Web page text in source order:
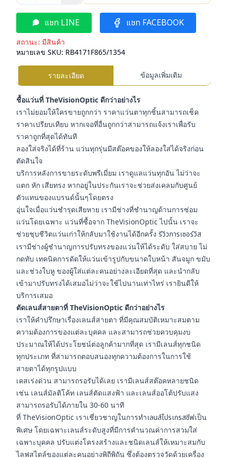
แชท LINE แชท FACEBOOK
สถานะ: มีสินค้า
หมายเลข SKU: RB4171F865/1354
รายละเอียด ข้อมูลเพิ่มเติม
ชื้อแว่นที่ TheVisionOptic ดีกว่าอย่างไร
เราไม่ยอมให้ใครขายถูกกว่า ราคาแว่นตาทุกชิ้นสามารถเช็ค
ราคาเปรียบเทียบ หากเจอที่อื่นถูกกว่าสามารถแจ้งเราเพื่อรับ
ราคาถูกที่สุดได้ทันที
ลองใส่จริงได้ที่ร้าน แว่นทุกรุ่นมีสต๊อคของให้ลองใส่ได้จริงก่อน
ตัดสินใจ
บริการหลังการขายระดับพรีเมี่ยม เราดูแลแว่นทุกอัน ไม่ว่าจะ
แตก หัก เสียทรง หากอยู่ในประกันเราจะช่วยส่งเคลมกับศูนย์
ตัวแทนของแบรนด์นั้นๆโดยตรง
อุ่นใจเมื่อแว่นชำรุดเสียหาย เรามีช่างที่ชำนาญด้านการซ่อม
แว่นโดยเฉพาะ แว่นที่ซื้อจาก TheVisionOptic ไปนั้น เราจะ
ช่วยชุบชีวิตแว่นเก่าให้กลับมาใช้งานได้อีกครั้ง รีวิวการเซอร์วิส
เรามีช่างผู้ชำนาญการปรับทรงของแว่นให้ได้ระดับ ใส่สบาย ไม่
กดทับ เทคนิคการดัดให้แว่นเข้ารูปกับขนาดใบหน้า สันจมูก ขมับ
และช่วงใบหู ของผู้ใส่แต่ละคนอย่างละเอียดที่สุด และนำกลับ
เข้ามาปรับทรงได้เสมอไม่ว่าจะใช้ไปนานเท่าไหร่ เรายินดีให้
บริการเสมอ
ตัดเลนส์สายตาที่ TheVisionOptic ดีกว่าอย่างไร
เราให้คำปรึกษาเรื่องเลนส์สายตา ที่มีคุณสมบัติเหมาะสมตาม
ความต้องการของแต่ละบุคคล และสามารถช่วยควบคุมงบ
ประมาณให้ได้ประโยชน์ต่อลูกค้ามากที่สุด เรามีเลนส์ทุกชนิด
ทุกประเภท ที่สามารถตอบสนองทุกความต้องการในการใช้
สายตาได้ทุกรูปแบบ
เคสเร่งด่วน สามารถรอรับได้เลย เรามีเลนส์สต๊อคหลายชนิด
เช่น เลนส์มัลติโค้ท เลนส์ตัดแสงฟ้า และเลนส์ออโต้ปรับแสง
สามารถรอรับได้ภายใน 30-60 นาที
ที่ TheVisionOptic เราเชี่ยวชาญในการทำเลนส์โปรเกรสซีฟเป็น
พิเศษ โดยเฉพาะเลนส์ระดับสูงที่มีการคำนวณค่าการสวมใส่
เฉพาะบุคคล ปรับแต่งโครงสร้างและชนิดเลนส์ให้เหมาะสมกับ
ไลฟสไตล์ของแต่ละคนอย่างพิถีพิถัน ซึ่งต้องตรวจวัดด้วยเครื่อง